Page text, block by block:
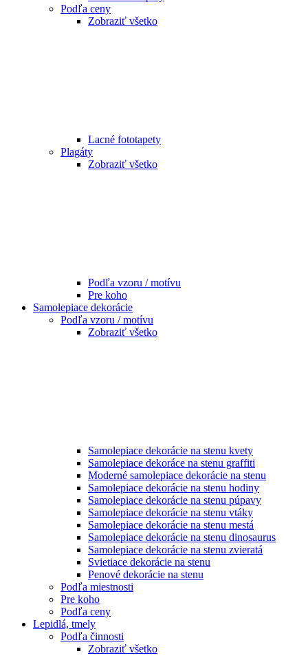
Podľa ceny
Zobraziť všetko
Lacné fototapety
Plagáty
Zobraziť všetko
Podľa vzoru / motívu
Pre koho
Samolepiace dekorácie
Podľa vzoru / motívu
Zobraziť všetko
Samolepiace dekorácie na stenu kvety
Samolepiace dekoráce na stenu graffiti
Moderné samolepiace dekorácie na stenu
Samolepiace dekorácie na stenu hodiny
Samolepiace dekorácie na stenu púpavy
Samolepiace dekorácie na stenu vtáky
Samolepiace dekorácie na stenu mestá
Samolepiace dekorácie na stenu dinosaurus
Samolepiace dekorácie na stenu zvieratá
Svietiace dekorácie na stenu
Penové dekorácie na stenu
Podľa miestnosti
Pre koho
Podľa ceny
Lepidlá, tmely
Podľa činnosti
Zobraziť všetko